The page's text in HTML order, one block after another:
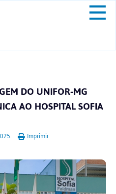
DO UNIFOR-MG
AO HOSPITAL SOFIA
Imprimir